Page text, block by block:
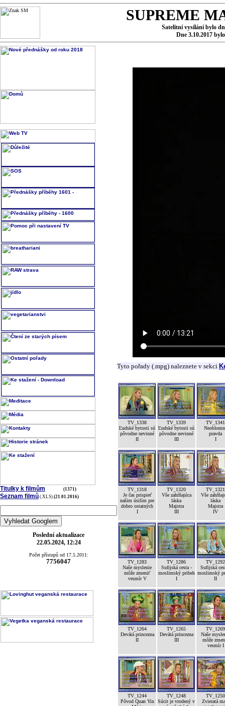
SUPREME
Satelitní vysílání bylo
Dne 3.10.2017
Titulky k filmům (1371)
Seznam filmů (.XLS) (21.01.2016)
Poslední aktualizace
22.05.2024, 12:24
Počet přístupů od 17.5.2011:
7756047
Tyto pořady (.mpg) naleznete v sekci
TV_1338
Ľudské bytosti sú
pôvodne nevinné
II
TV_1339
Ľudské bytosti sú
pôvodne nevinné
III
TV_1341
pravda
I
TV_1318
Je čas prispieť
našim úsilím pre
dobro ostatných
I
TV_1320
Vše zahŕňajúca
láska
Majstra
III
TV_1321
Vše
láska
Majstra
IV
TV_1283
Naše myslenie
môže zmeniť
vesmír V
TV_1286
Sufijská cesta -
moslimský pribeh
I
TV_1292
Sufijská
moslimský
II
TV_1264
Devátá princezna
II
TV_1265
Devátá princezna
III
TV_1269
Naše
môže
vesmír I
TV_1244
Pôvod Quan Yin
TV_1248
Súcit je vrodený v
TV_1250
Zvieratá